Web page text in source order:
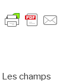
Les champs